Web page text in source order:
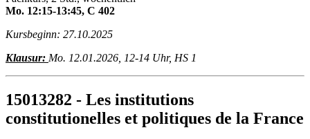
Mo. 12:15-13:45, C 402
Kursbeginn: 27.10.2025
Klausur: Mo. 12.01.2026, 12-14 Uhr, HS 1
15013282 - Les institutions
constitutionelles et politiques de la France